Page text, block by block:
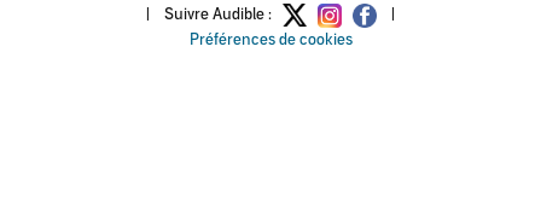
Suivre Audible :
Préférences de cookies